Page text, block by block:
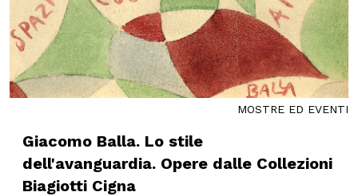
MOSTRE ED EVENTI
Giacomo Balla. Lo stile
dell'avanguardia. Opere dalle Collezioni
Biagiotti Cigna